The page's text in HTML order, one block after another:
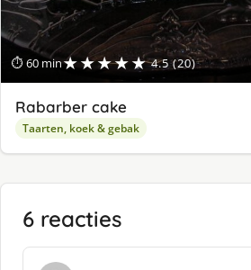
⏱ 60 min★★★★★ 4.5 (20)
Rabarber cake
Taarten, koek & gebak
6 reacties